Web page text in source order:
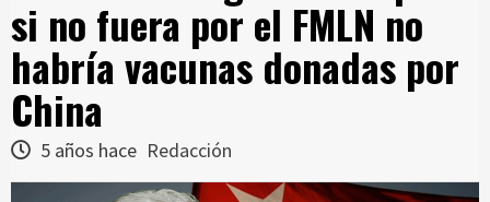
si no fuera por el FMLN no
habría vacunas donadas por
China
5 años hace Redacción